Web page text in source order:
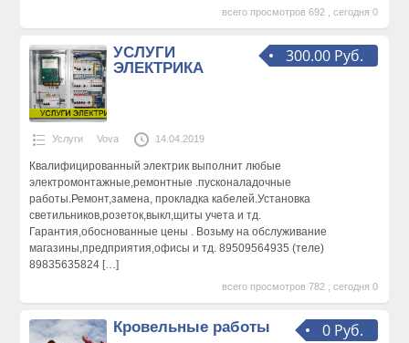
всего просмотров 692 , сегодня 0
300.00 Руб.
УСЛУГИ
ЭЛЕКТРИКА
Услуги Vova 14.04.2019
Квалифицированный электрик выполнит любые
электромонтажные,ремонтные .пусконаладочные
работы.Ремонт,замена, прокладка кабелей.Установка
светильников,розеток,выкл,щиты учета и тд.
Гарантия,обоснованные цены . Возьму на обслуживание
магазины,предприятия,офисы и тд. 89509564935 (теле)
89835635824 […]
всего просмотров 782 , сегодня 0
0 Руб.
Кровельные работы